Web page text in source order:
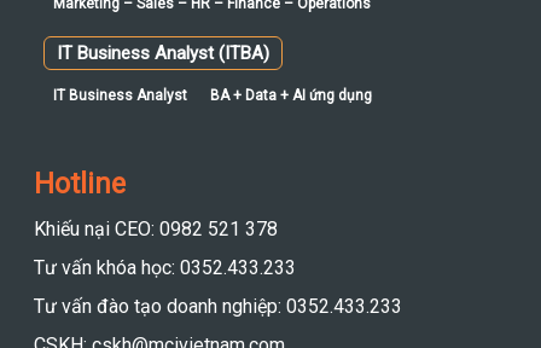
IT Business Analyst (ITBA)
IT Business Analyst BA + Data + AI ứng dụng
Hotline
Khiếu nại CEO: 0982 521 378
Tư vấn khóa học: 0352.433.233
Tư vấn đào tạo doanh nghiệp: 0352.433.233